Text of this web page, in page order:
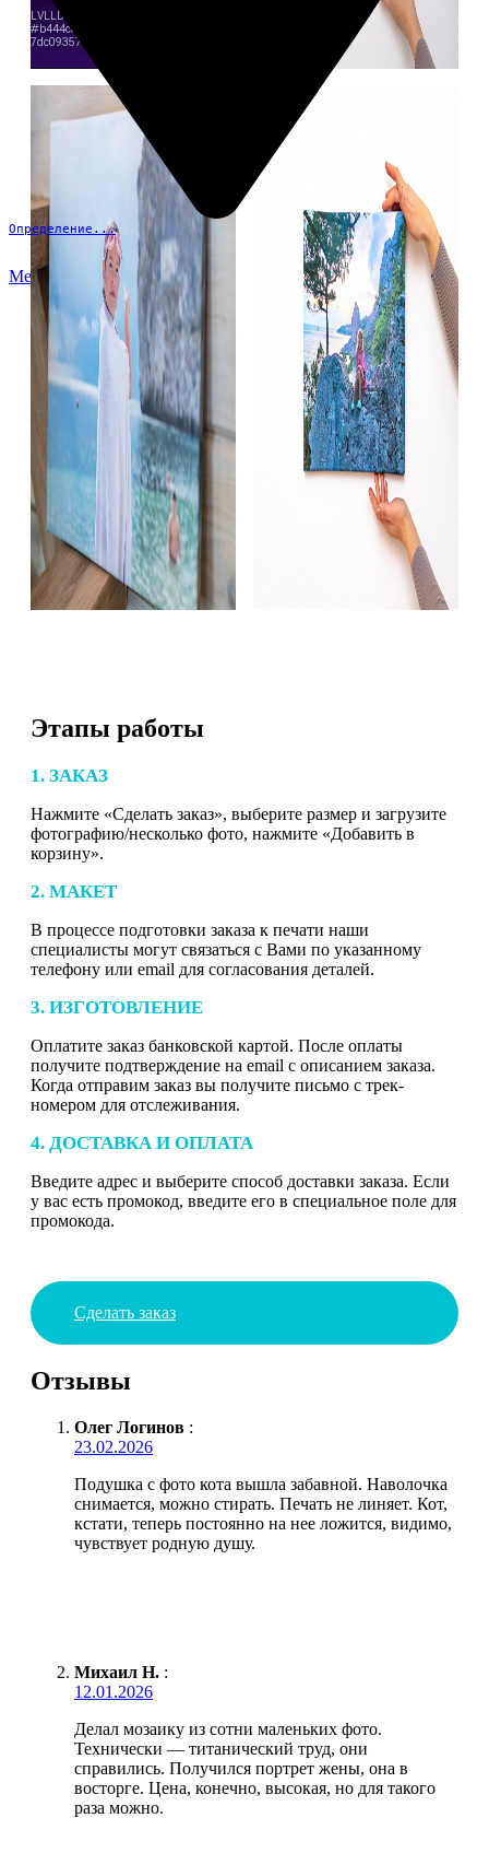
Определение...
Меню
Этапы работы
1. ЗАКАЗ
Нажмите «Сделать заказ», выберите размер и загрузите
фотографию/несколько фото, нажмите «Добавить в
корзину».
2. МАКЕТ
В процессе подготовки заказа к печати наши
специалисты могут связаться с Вами по указанному
телефону или email для согласования деталей.
3. ИЗГОТОВЛЕНИЕ
Оплатите заказ банковской картой. После оплаты
получите подтверждение на email с описанием заказа.
Когда отправим заказ вы получите письмо с трек-
номером для отслеживания.
4. ДОСТАВКА И ОПЛАТА
Введите адрес и выберите способ доставки заказа. Если
у вас есть промокод, введите его в специальное поле для
промокода.
Сделать заказ
Отзывы
Олег Логинов :
23.02.2026
Подушка с фото кота вышла забавной. Наволочка
снимается, можно стирать. Печать не линяет. Кот,
кстати, теперь постоянно на нее ложится, видимо,
чувствует родную душу.
Михаил Н. :
12.01.2026
Делал мозаику из сотни маленьких фото.
Технически — титанический труд, они
справились. Получился портрет жены, она в
восторге. Цена, конечно, высокая, но для такого
раза можно.